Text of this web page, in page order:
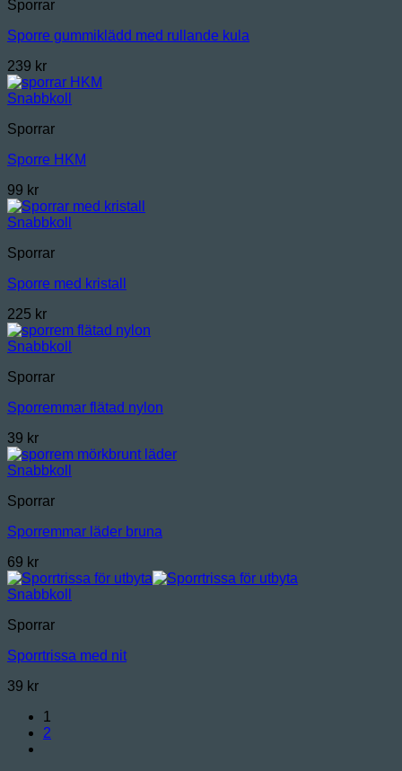
Sporrar
Sporre gummiklädd med rullande kula
239 kr
Snabbkoll
Sporrar
Sporre HKM
99 kr
Snabbkoll
Sporrar
Sporre med kristall
225 kr
Snabbkoll
Sporrar
Sporremmar flätad nylon
39 kr
Snabbkoll
Sporrar
Sporremmar läder bruna
69 kr
Snabbkoll
Sporrar
Sporrtrissa med nit
39 kr
1
2